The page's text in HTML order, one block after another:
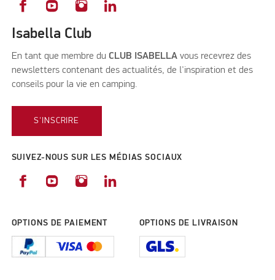
Isabella Club
En tant que membre du CLUB ISABELLA vous recevrez des
newsletters contenant des actualités, de l'inspiration et des
conseils pour la vie en camping.
S'INSCRIRE
SUIVEZ-NOUS SUR LES MÉDIAS SOCIAUX
OPTIONS DE PAIEMENT OPTIONS DE LIVRAISON